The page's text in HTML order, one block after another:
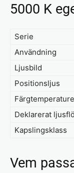
5000 K
Serie
Användning
Ljusbild
Positionsljus
Deklarerat
Kapslingsklass
Vem